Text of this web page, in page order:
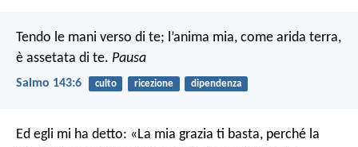
Tendo le mani verso di te; l’anima mia, come arida terra,
è assetata di te. Pausa
Salmo 143:6 culto ricezione dipendenza
Ed egli mi ha detto: «La mia grazia ti basta, perché la